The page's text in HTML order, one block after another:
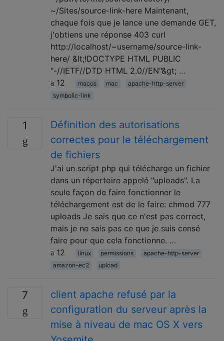
~/Sites/source-link-here Maintenant,
chaque fois que je lance une demande GET,
j'obtiens une réponse 403 curl
http://localhost/~username/source-link-
here/ &lt;!DOCTYPE HTML PUBLIC
"-//IETF//DTD HTML 2.0//EN"&gt; …
12
macos mac
apache-http-server
symbolic-link
1
Définition des autorisations
correctes pour le téléchargement
de fichiers
J'ai un script php qui télécharge un fichier
dans un répertoire appelé "uploads". La
seule façon de faire fonctionner le
téléchargement est de le faire: chmod 777
uploads Je sais que ce n'est pas correct,
mais je ne sais pas ce que je suis censé
faire pour que cela fonctionne. …
12
linux permissions
apache-http-server
amazon-ec2
upload
7
client apache refusé par la
configuration du serveur après la
mise à niveau de mac OS X vers